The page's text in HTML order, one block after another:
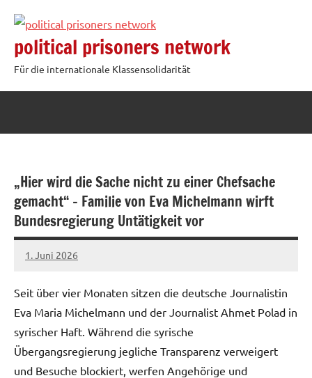
Inhalt
springen
political prisoners network
Für die internationale Klassensolidarität
„Hier wird die Sache nicht zu einer Chefsache
gemacht“ – Familie von Eva Michelmann wirft
Bundesregierung Untätigkeit vor
1. Juni 2026
network
Seit über vier Monaten sitzen die deutsche Journalistin
Eva Maria Michelmann und der Journalist Ahmet Polad in
syrischer Haft. Während die syrische
Übergangsregierung jegliche Transparenz verweigert
und Besuche blockiert, werfen Angehörige und